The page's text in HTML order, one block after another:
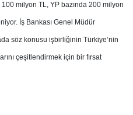
milyon TL, YP bazında 200 milyon
İş Bankası Genel Müdür
söz konusu işbirliğinin Türkiye’nin
çeşitlendirmek için bir fırsat